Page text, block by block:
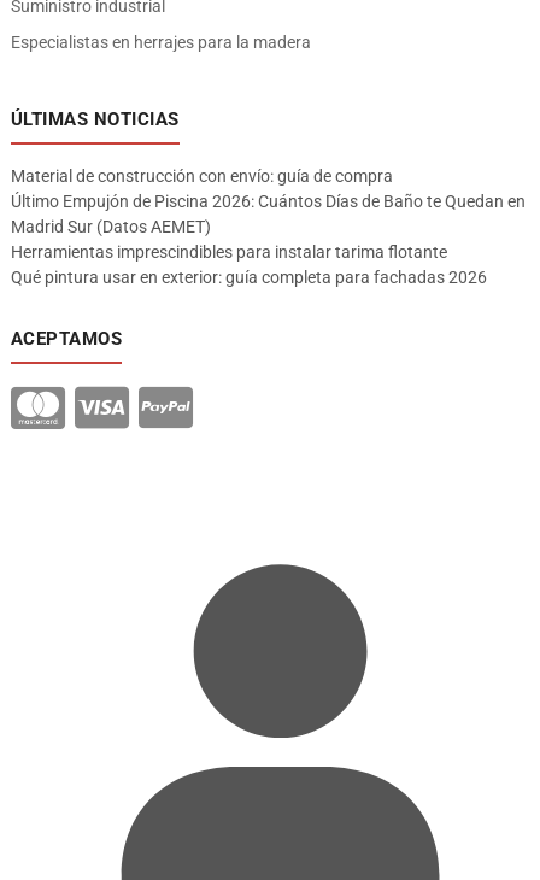
Suministro industrial
Especialistas en herrajes para la madera
ÚLTIMAS NOTICIAS
Material de construcción con envío: guía de compra
Último Empujón de Piscina 2026: Cuántos Días de Baño te Quedan en
Madrid Sur (Datos AEMET)
Herramientas imprescindibles para instalar tarima flotante
Qué pintura usar en exterior: guía completa para fachadas 2026
ACEPTAMOS